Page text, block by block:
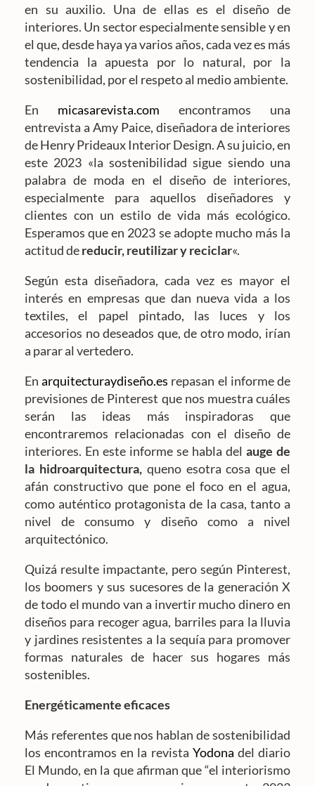
en su auxilio. Una de ellas es el diseño de
interiores. Un sector especialmente sensible y en
el que, desde haya ya varios años, cada vez es más
tendencia la apuesta por lo natural, por la
sostenibilidad, por el respeto al medio ambiente.
En micasarevista.com encontramos una
entrevista a Amy Paice, diseñadora de interiores
de Henry Prideaux Interior Design. A su juicio, en
este 2023 «la sostenibilidad sigue siendo una
palabra de moda en el diseño de interiores,
especialmente para aquellos diseñadores y
clientes con un estilo de vida más ecológico.
Esperamos que en 2023 se adopte mucho más la
actitud dereducir, reutilizar y reciclar«.
Según esta diseñadora, cada vez es mayor el
interés en empresas que dan nueva vida a los
textiles, el papel pintado, las luces y los
accesorios no deseados que, de otro modo, irían
a parar al vertedero.
Enarquitecturaydiseño.es repasan el informe de
previsiones de Pinterest que nos muestra cuáles
serán las ideas más inspiradoras que
encontraremos relacionadas con el diseño de
interiores. En este informe se habla del auge de
la hidroarquitectura, queno esotra cosa que el
afán constructivo que pone el foco en el agua,
como auténtico protagonista de la casa, tanto a
nivel de consumo y diseño como a nivel
arquitectónico.
Quizá resulte impactante, pero según Pinterest,
los boomers y sus sucesores de la generación X
de todo el mundo van a invertir mucho dinero en
diseños para recoger agua, barriles para la lluvia
y jardines resistentes a la sequía para promover
formas naturales de hacer sus hogares más
sostenibles.
Energéticamente eficaces
Más referentes que nos hablan de sostenibilidad
los encontramos en la revista Yodona del diario
El Mundo, en la que afirman que “el interiorismo